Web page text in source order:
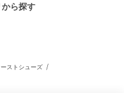
ら探す
ストシューズ /